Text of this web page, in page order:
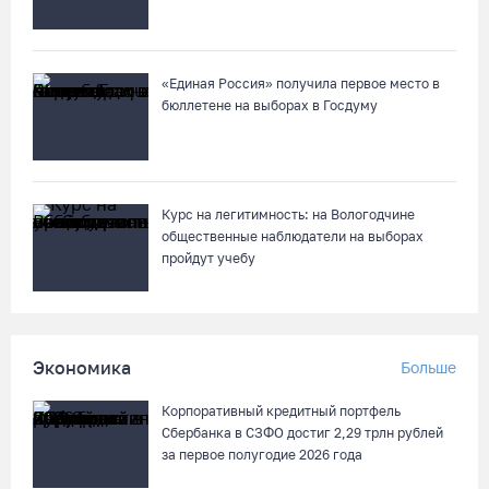
08.08.26 / 11:12
В честь освящения нового храма на Вологодчине выступит
На V фестивале «Небо Славян» организуют трейл для
любителей бега
8 августа в Череповце пройдет праздник баскетбола и
«Единая Россия» получила первое место в
бюллетене на выборах в Госдуму
Курс на легитимность: на Вологодчине
общественные наблюдатели на выборах
пройдут учебу
Экономика Больше
Корпоративный кредитный портфель
Сбербанка в СЗФО достиг 2,29 трлн рублей
за первое полугодие 2026 года